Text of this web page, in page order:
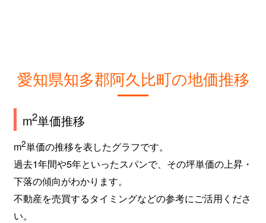
愛知県知多郡阿久比町の地価推移
m2単価推移
m2単価の推移を表したグラフです。
過去1年間や5年といったスパンで、その坪単価の上昇・
下落の傾向がわかります。
不動産を売買するタイミングなどの参考にご活用くださ
い。